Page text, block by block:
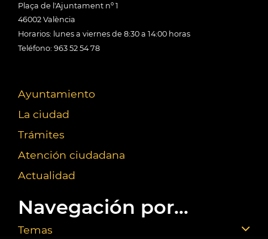
Plaça de l'Ajuntament nº 1
46002 València
Horarios: lunes a viernes de 8:30 a 14:00 horas
Teléfono: 963 52 54 78
Ayuntamiento
La ciudad
Trámites
Atención ciudadana
Actualidad
Navegación por...
Temas